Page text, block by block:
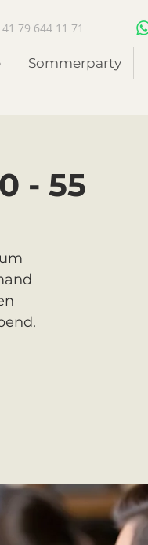
79 644 11 71
Sommerparty
- 55